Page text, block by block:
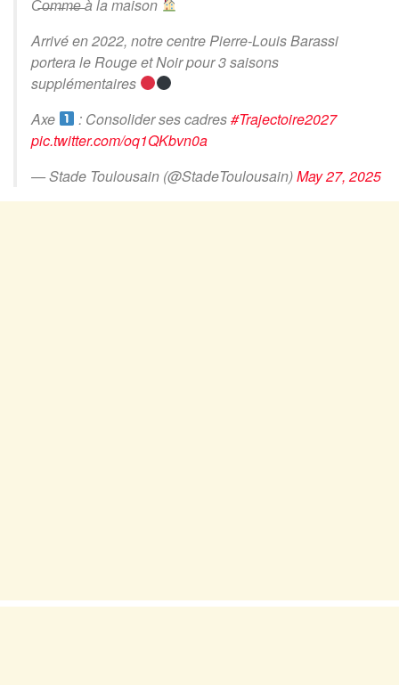
C̶o̶m̶m̶e̶ à la maison
Arrivé en 2022, notre centre Pierre-Louis Barassi
portera le Rouge et Noir pour 3 saisons
supplémentaires
Axe
: Consolider ses cadres#Trajectoire2027
pic.twitter.com/oq1QKbvn0a
— Stade Toulousain (@StadeToulousain)May 27, 2025